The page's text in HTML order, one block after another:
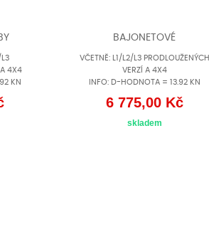
A 4X4
KN
BAJONETOVÉ
VČETNĚ: L1/L2/L3 PRODLOUŽENÝCH
VERZÍ A 4X4
INFO: D-HODNOTA = 13.92 KN
6 775,00 Kč
skladem